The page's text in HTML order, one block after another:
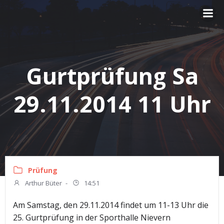
Zum
Gurtprüfung Sa
29.11.2014 11 Uhr
Prüfung
Arthur Büter - 14:51
Am Samstag, den 29.11.2014 findet um 11-13 Uhr die
25. Gurtprüfung in der Sporthalle Nievern